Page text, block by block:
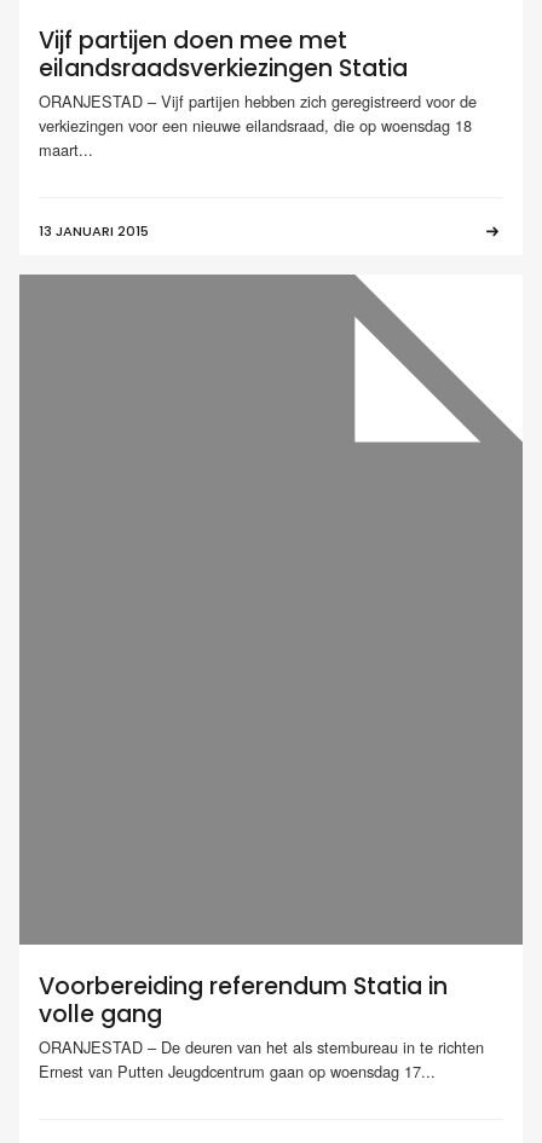
Vijf partijen doen mee met
eilandsraadsverkiezingen Statia
ORANJESTAD – Vijf partijen hebben zich geregistreerd voor de
verkiezingen voor een nieuwe eilandsraad, die op woensdag 18
maart...
13 JANUARI 2015
Voorbereiding referendum Statia in
volle gang
ORANJESTAD – De deuren van het als stembureau in te richten
Ernest van Putten Jeugdcentrum gaan op woensdag 17...